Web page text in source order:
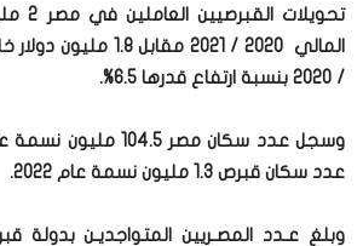
تحويلات
/ 2020 بنسبة ارتفاع قدرها 6.5%.
عدد سكان قبرص 1.3 مليون نسمة عام 2022.
وبلغ عـدد المصـريين المتواجديـن بدولة